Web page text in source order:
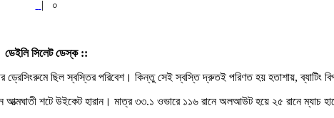
| ০
ডেইলি সিলেট ডেস্ক ::
ড্রেসিংরুমে ছিল স্বস্তির পরিবেশ। কিন্তু সেই স্বস্তি দ্রুতই পরিণত হয় হতাশায়, ব্যাটিং
আত্মঘাতী শটে উইকেট হারান। মাত্র ৩৩.১ ওভারে ১১৬ রানে অলআউট হয়ে ২৫ রানে ম্যাচ